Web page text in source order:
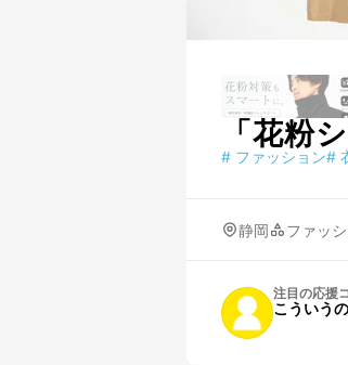
「花粉
# ファッション#
静岡 ファッ
注目の応援
こういう